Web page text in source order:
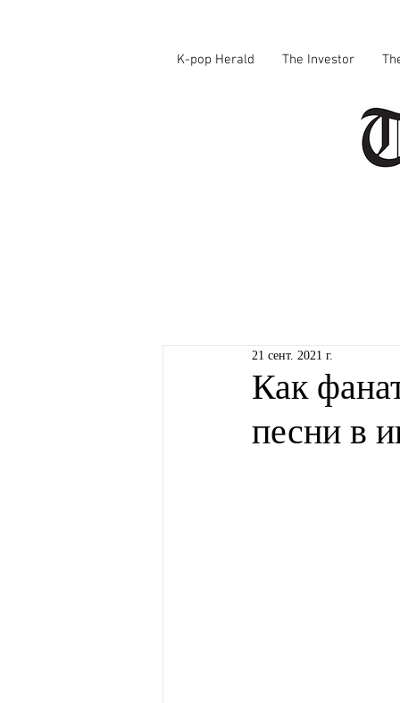
K-pop Herald The Investor
Как
песни в
21 сент. 2021 г.